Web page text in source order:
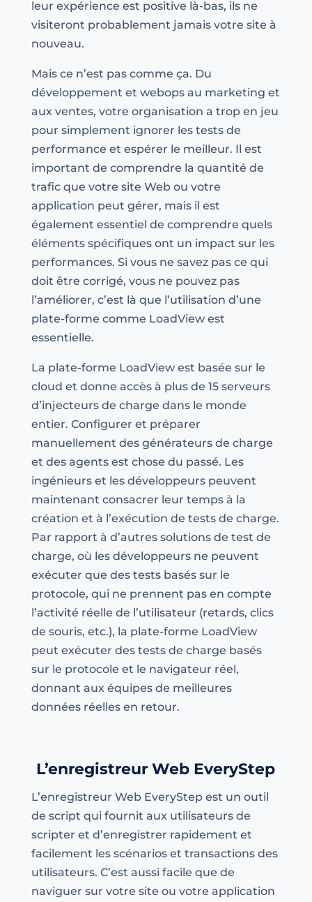
leur expérience est positive là-bas, ils ne
visiteront probablement jamais votre site à
nouveau.
Mais ce n’est pas comme ça. Du
développement et webops au marketing et
aux ventes, votre organisation a trop en jeu
pour simplement ignorer les tests de
performance et espérer le meilleur. Il est
important de comprendre la quantité de
trafic que votre site Web ou votre
application peut gérer, mais il est
également essentiel de comprendre quels
éléments spécifiques ont un impact sur les
performances. Si vous ne savez pas ce qui
doit être corrigé, vous ne pouvez pas
l’améliorer, c’est là que l’utilisation d’une
plate-forme comme LoadView est
essentielle.
La plate-forme LoadView est basée sur le
cloud et donne accès à plus de 15 serveurs
d’injecteurs de charge dans le monde
entier. Configurer et préparer
manuellement des générateurs de charge
et des agents est chose du passé. Les
ingénieurs et les développeurs peuvent
maintenant consacrer leur temps à la
création et à l’exécution de tests de charge.
Par rapport à d’autres solutions de test de
charge, où les développeurs ne peuvent
exécuter que des tests basés sur le
protocole, qui ne prennent pas en compte
l’activité réelle de l’utilisateur (retards, clics
de souris, etc.), la plate-forme LoadView
peut exécuter des tests de charge basés
sur le protocole et le navigateur réel,
donnant aux équipes de meilleures
données réelles en retour.
L’enregistreur Web EveryStep
L’enregistreur Web EveryStep est un outil
de script qui fournit aux utilisateurs de
scripter et d’enregistrer rapidement et
facilement les scénarios et transactions des
utilisateurs. C’est aussi facile que de
naviguer sur votre site ou votre application